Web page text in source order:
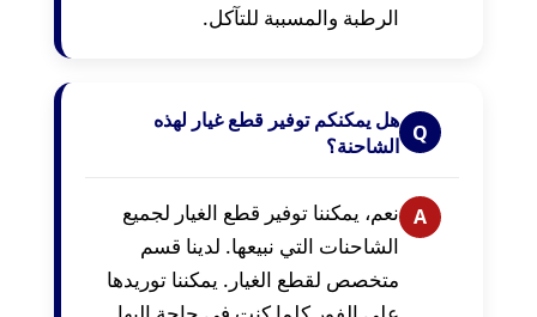
الرطبة والمسببة للتآكل.
Q هل يمكنكم توفير قطع غيار لهذه
الشاحنة؟
A نعم، يمكننا توفير قطع الغيار لجميع
الشاحنات التي نبيعها. لدينا قسم
متخصص لقطع الغيار. يمكننا توريدها